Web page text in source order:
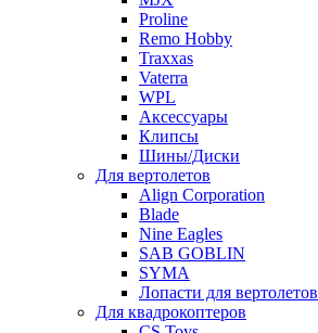
Proline
Remo Hobby
Traxxas
Vaterra
WPL
Аксессуары
Клипсы
Шины/Диски
Для вертолетов
Align Corporation
Blade
Nine Eagles
SAB GOBLIN
SYMA
Лопасти для вертолетов
Для квадрокоптеров